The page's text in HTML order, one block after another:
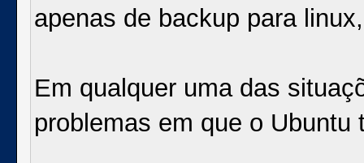
apenas de backup para
Em qualquer uma das
problemas em que o Ubuntu